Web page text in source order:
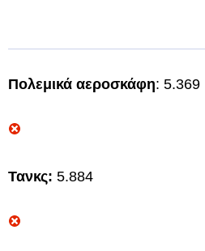
Πολεμικά αεροσκάφη: 5.369
Τανκς: 5.884